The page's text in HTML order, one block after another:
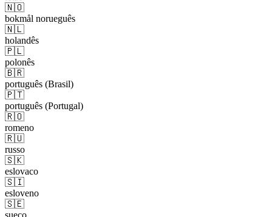
🇳🇴
bokmål norueguês
🇳🇱
holandês
🇵🇱
polonês
🇧🇷
português (Brasil)
🇵🇹
português (Portugal)
🇷🇴
romeno
🇷🇺
russo
🇸🇰
eslovaco
🇸🇮
esloveno
🇸🇪